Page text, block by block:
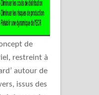
de
restreint à
autour de
issus des